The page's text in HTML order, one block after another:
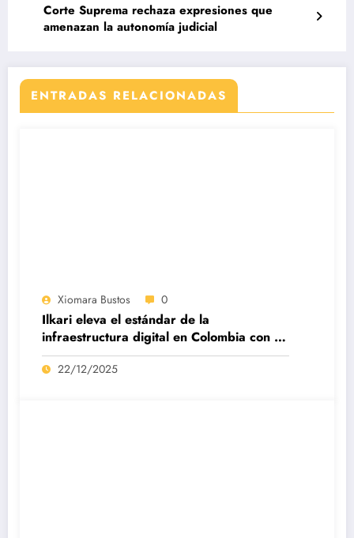
Corte Suprema rechaza expresiones que
amenazan la autonomía judicial
ENTRADAS RELACIONADAS
Xiomara Bustos 0
Ilkari eleva el estándar de la
infraestructura digital en Colombia con su
datacenter certificado Nivel IV de ICREA
22/12/2025